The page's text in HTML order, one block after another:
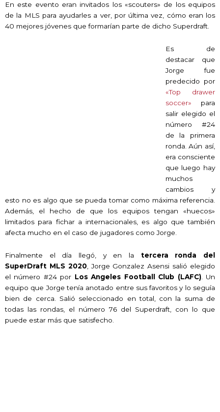
En este evento eran invitados los «scouters» de los equipos
de la MLS para ayudarles a ver, por última vez, cómo eran los
40 mejores jóvenes que formarían parte de dicho Superdraft.
Es de
destacar que
Jorge fue
predecido por
«Top drawer
soccer» para
salir elegido el
número #24
de la primera
ronda. Aún así,
era consciente
que luego hay
muchos
cambios y
esto no es algo que se pueda tomar como máxima referencia.
Además, el hecho de que los equipos tengan «huecos»
limitados para fichar a internacionales, es algo que también
afecta mucho en el caso de jugadores como Jorge.
Finalmente el día llegó, y en la tercera ronda del
SuperDraft MLS 2020, Jorge Gonzalez Asensi salió elegido
el número #24 por Los Angeles Football Club (LAFC). Un
equipo que Jorge tenía anotado entre sus favoritos y lo seguía
bien de cerca. Salió seleccionado en total, con la suma de
todas las rondas, el número 76 del Superdraft, con lo que
puede estar más que satisfecho.